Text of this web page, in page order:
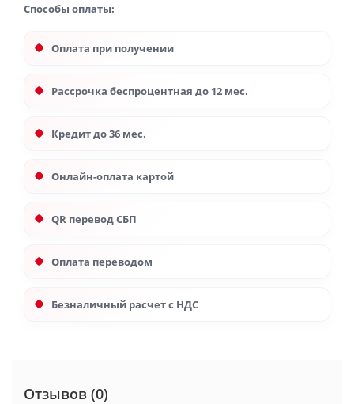
Способы оплаты:
Оплата при получении
Рассрочка беспроцентная до 12 мес.
Кредит до 36 мес.
Онлайн-оплата картой
QR перевод СБП
Оплата переводом
Безналичный расчет с НДС
Отзывов (0)